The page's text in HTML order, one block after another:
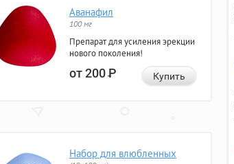
Аванафил
100 мг
Препарат для усиления эрекции
нового поколения!
от 200Р Купить
Набор для влюбленных